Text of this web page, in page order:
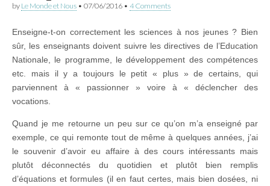
by Le Monde et Nous • 07/06/2016 • 4 Comments
Enseigne-t-on correctement les sciences à nos jeunes ? Bien
sûr, les enseignants doivent suivre les directives de l’Education
Nationale, le programme, le développement des compétences
etc. mais il y a toujours le petit « plus » de certains, qui
parviennent à « passionner » voire à « déclencher des
vocations.
Quand je me retourne un peu sur ce qu’on m’a enseigné par
exemple, ce qui remonte tout de même à quelques années, j’ai
le souvenir d’avoir eu affaire à des cours intéressants mais
plutôt déconnectés du quotidien et plutôt bien remplis
d’équations et formules (il en faut certes, mais bien dosées, ni